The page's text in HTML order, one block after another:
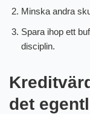
Minska andra
Spara ihop ett
disciplin.
det